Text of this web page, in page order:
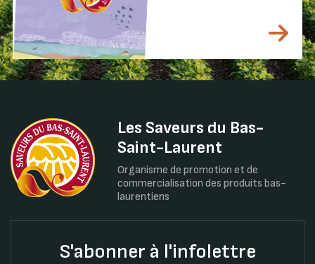
Les Saveurs du Bas-
Saint-Laurent
Organisme de promotion et de
commercialisation des produits bas-
laurentiens
S'abonner à l'infolettre